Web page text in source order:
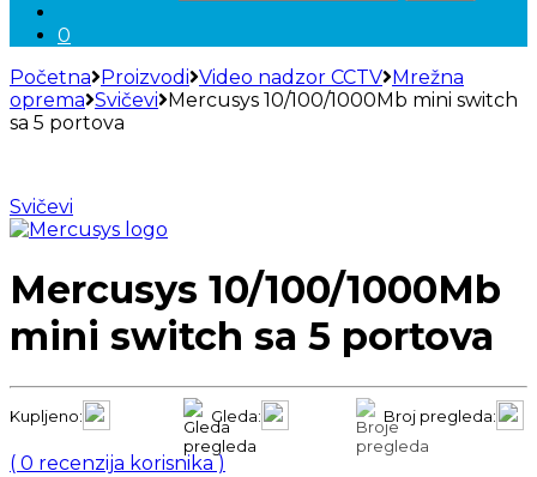
0
Početna Proizvodi Video nadzor CCTV Mrežna
oprema Svičevi Mercusys 10/100/1000Mb mini switch
sa 5 portova
Svičevi
Mercusys 10/100/1000Mb
mini switch sa 5 portova
Kupljeno: Gleda: Broj pregleda:
( 0 recenzija korisnika )